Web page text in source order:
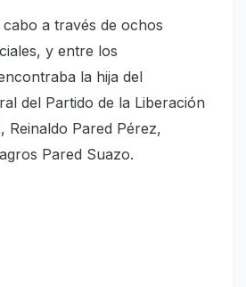
a través de ochos
y entre los
la hija del
del Partido de la Liberación
Reinaldo Pared Pérez,
Pared Suazo.